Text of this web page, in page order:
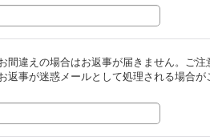
間違えの場合はお返事が届きません。ご注
返事が迷惑メールとして処理される場合